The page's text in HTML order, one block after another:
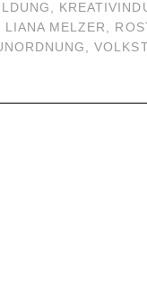
,
LIANA MELZER ,
,